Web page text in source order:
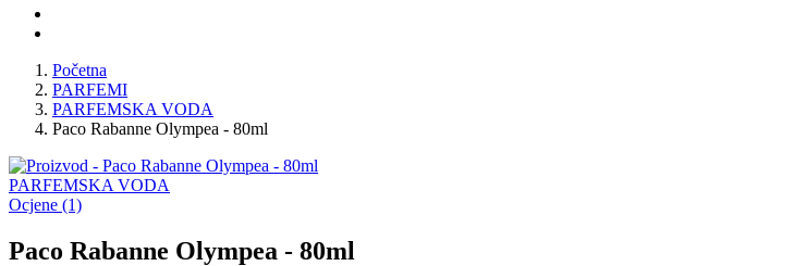
Početna
PARFEMI
PARFEMSKA VODA
Paco Rabanne Olympea - 80ml
PARFEMSKA VODA
Ocjene (1)
Paco Rabanne Olympea - 80ml